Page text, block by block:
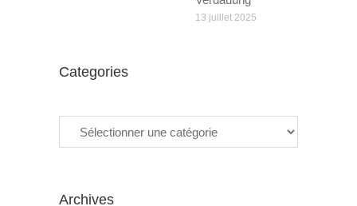
13 juillet 2025
Categories
Archives